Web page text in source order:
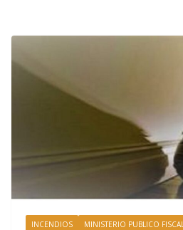
INCENDIOS MINISTERIO PUBLICO FISCAL